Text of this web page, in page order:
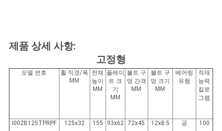
요
트
제품 상세 사항:
고정형
모델 번호
휠 직경/폭
MM
전체
높이
MM
플레이
트 크
기
MM
볼트 구
멍 간격
MM
볼트 구
멍 크기
MM
베어링
유형
적재
능력
킬로
그램
I002B125TPRPF 125x32 155 93x62 72x45 12x8.5 공 100